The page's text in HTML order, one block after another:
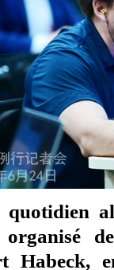
quotidien
Habeck,